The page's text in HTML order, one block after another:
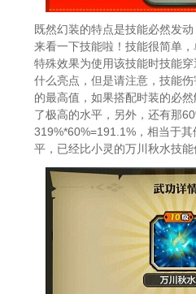
既然幻装的特点是技能必然发
来看一下技能啦！技能很简单，
特殊效果为使用该技能时技能
什么亮点，但是请注意，技能
的最高值，如果搭配时装的必
了极高的水平，另外，还有那
319%*60%=191.1%，相当于
平，已经比小灵的万川秋水技能